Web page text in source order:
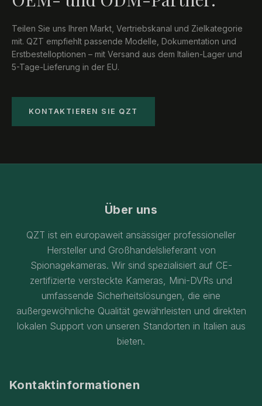
Teilen Sie uns Ihren Markt, Vertriebskanal und Zielkategorie
mit. QZT empfiehlt passende Modelle, Dokumentation und
Erstbestelloptionen – mit Versand aus dem Italien-Lager und
5-Tage-Lieferung in der EU.
KONTAKTIEREN SIE QZT
Über uns
QZT ist ein europaweit ansässiger professioneller
Hersteller und Großhandelslieferant von
Spionagekameras. Wir sind spezialisiert auf CE-
zertifizierte versteckte Kameras, Mini-DVRs und
umfassende Sicherheitslösungen, die eine
außergewöhnliche Qualität gewährleisten und direkten
lokalen Support von unseren Standorten in Italien aus
bieten.
Kontaktinformationen